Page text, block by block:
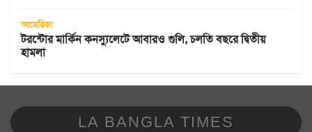
আমেরিকা
টরন্টোর মার্কিন কনস্যুলেটে আবারও গুলি, চলতি বছরে দ্বিতীয়
হামলা
LA BANGLA TIMES